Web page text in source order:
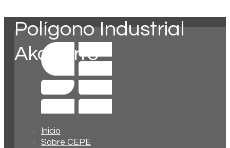
Inicio
Sobre CEPE
Polígono Industrial
Akaborro